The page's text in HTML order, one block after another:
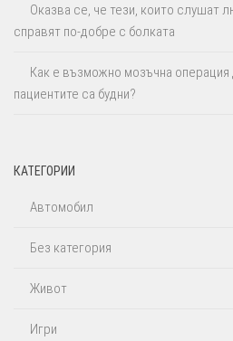
Оказва се, че тези, които слушат
справят по-добре с болката
Как е възможно мозъчна
пациентите са будни?
КАТЕГОРИИ
Автомобил
Без категория
Живот
Игри